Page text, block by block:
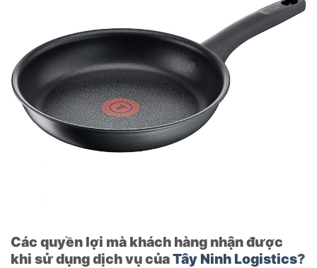
Các quyền lợi mà khách hàng nhận được
khi sử dụng dịch vụ củaTây Ninh Logistics?